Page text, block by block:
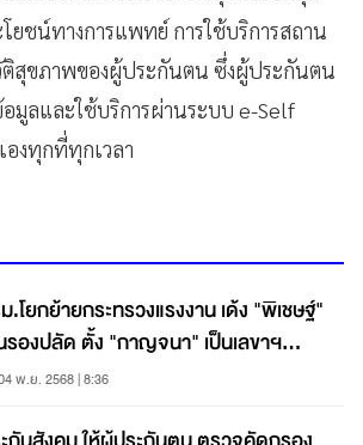
ยชน์ทางการแพทย์ การใช้บริการสถาน
สุขภาพของผู้ประกันตน ซึ่งผู้ประกันตน
มูลและใช้บริการผ่านระบบ e-Self
องทุกที่ทุกเวลา
.โยกย้ายกระทรวงแรงงาน เด้ง "พิเชษฐ์"
รองปลัด ตั้ง "กาญจนา" เป็นเลขาฯ
กันสังคม
พ.ย. 2568 | 8:36